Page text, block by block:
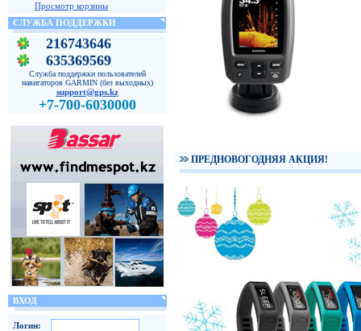
Просмотр корзины
СЛУЖБА ПОДДЕРЖКИ
216743646
635369569
Служба поддержки пользователей
навигаторов GARMIN (без выходных)
support@gps.kz
+7-700-6030000
ВХОД
Логин:
ПРЕДНОВОГОДНЯЯ АКЦИЯ!